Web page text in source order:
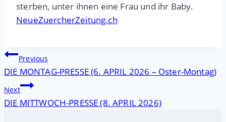
sterben, unter ihnen eine Frau und ihr Baby.
NeueZuercherZeitung.ch
Beitragsnavigation
Previous
DIE MONTAG-PRESSE (6. APRIL 2026 – Oster-Montag)
Next
DIE MITTWOCH-PRESSE (8. APRIL 2026)